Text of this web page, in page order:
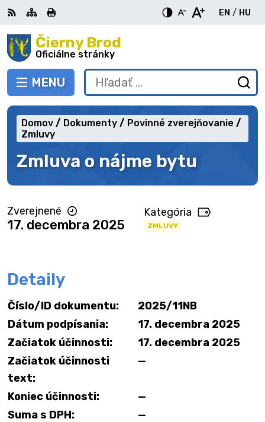
Preskočiť
na
obsah Čierny Brod
Oficiálne stránky
PREPNÚŤ
MENU
RSS MapaTlačiť
EN
English
/ HU
Hľadať:
Zmluva o nájme bytu
Domov Dokumenty
Povinné zverejňovanie
Zmluvy
Zverejnené
17. decembra 2025
Kategória
ZMLUVY
Detaily
Číslo/ID dokumentu:
2025/11NB
Dátum podpísania:
17. decembra 2025
Začiatok účinnosti:
17. decembra 2025
Začiatok účinnosti
text:
—
Koniec účinnosti:
—
Suma s DPH:
—